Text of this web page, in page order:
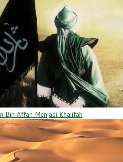
Bin Affan Menjadi Khalifah